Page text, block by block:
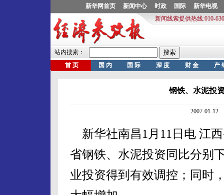
钢铁、水泥投
2007-01-12
新华社南昌1月11日电 江
省钢铁、水泥投资同比分别
业投资得到有效调控；同时